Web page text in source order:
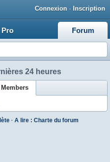
Connexion · Inscription
Pro Forum
24 heures
Members
· A lire : Charte du forum